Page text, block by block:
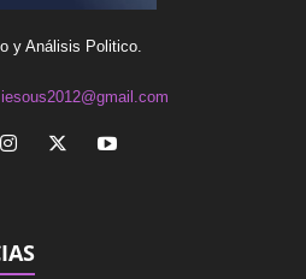
y Análisis Politico.
iesous2012@gmail.com